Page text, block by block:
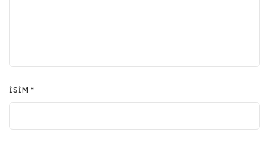
İSIM*